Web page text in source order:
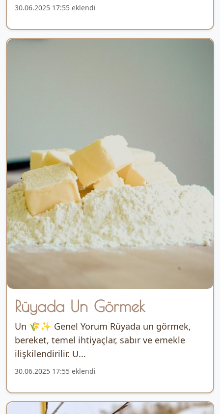
30.06.2025 17:55 eklendi
Rüyada Un Görmek
Un 🌾✨ Genel Yorum Rüyada un görmek,
bereket, temel ihtiyaçlar, sabır ve emekle
ilişkilendirilir. U...
30.06.2025 17:55 eklendi